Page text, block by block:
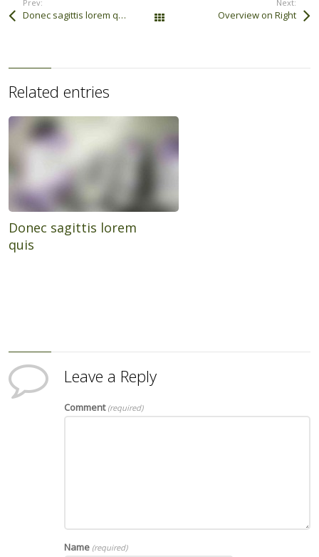
Prev:
Donec sagittis lorem quis
Next:
Overview on Right
Related entries
Donec sagittis lorem
quis
Leave a Reply
Comment (required)
Name (required)